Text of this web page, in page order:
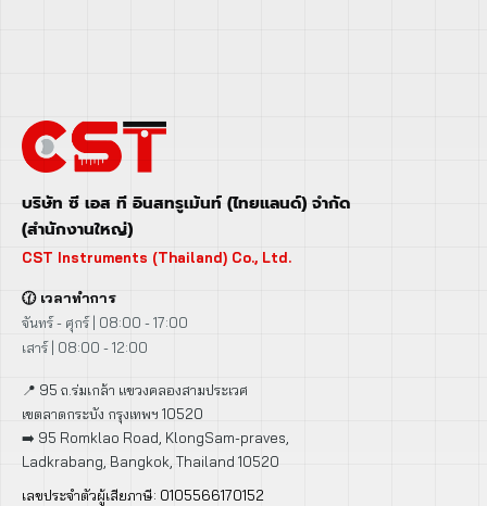
บริษัท ซี เอส ที อินสทรูเม้นท์ (ไทยแลนด์) จำกัด
(สำนักงานใหญ่)
CST Instruments (Thailand) Co., Ltd.
🕜 เวลาทำการ
จันทร์ - ศุกร์ | 08:00 - 17:00
เสาร์ | 08:00 - 12:00
📍 95 ถ.ร่มเกล้า แขวงคลองสามประเวศ
เขตลาดกระบัง กรุงเทพฯ 10520
➡️ 95 Romklao Road, KlongSam-praves,
Ladkrabang, Bangkok, Thailand 10520
เลขประจำตัวผู้เสียภาษี: 0105566170152